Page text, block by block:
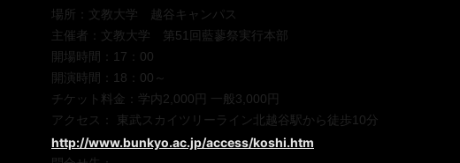
場所：文教大学 越谷キャンパス
主催者：文教大学 第51回藍蓼祭実行本部
開場時間：17：00
開演時間：18：00～
チケット料金：学内2,000円 一般3,000円
アクセス： 東武スカイツリーライン北越谷駅から徒歩10分
http://www.bunkyo.ac.jp/access/koshi.htm